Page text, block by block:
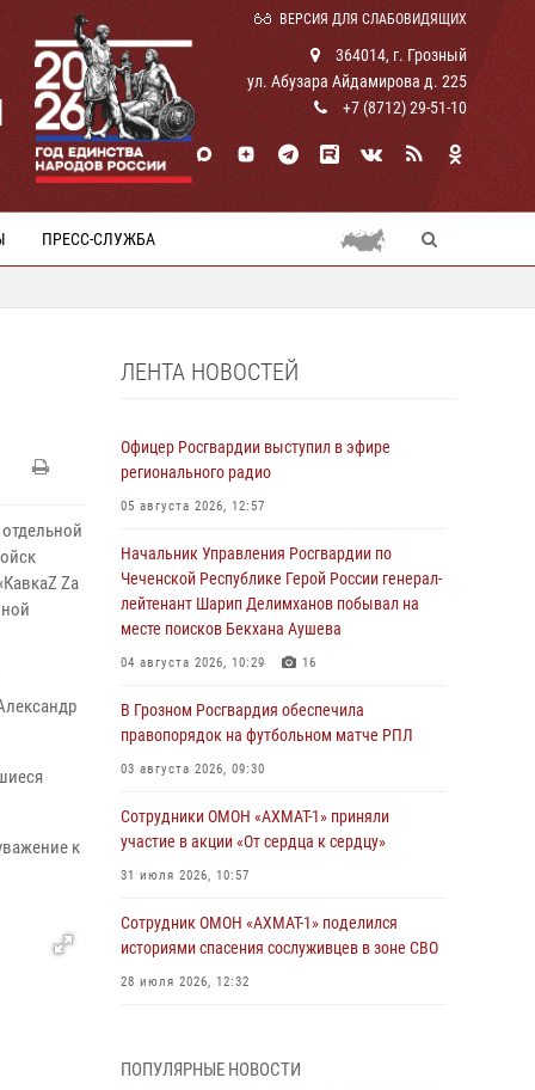
ВЕРСИЯ ДЛЯ СЛАБОВИДЯЩИХ
364014, г. Грозный
ул. Абузара Айдамирова д. 225
+7 (8712) 29-51-10
ПРЕСС-СЛУЖБА
Zа
к
ЛЕНТА НОВОСТЕЙ
Офицер Росгвардии выступил в эфире
регионального радио
05 августа 2026, 12:57
Начальник Управления Росгвардии по
Чеченской Республике Герой России генерал-
лейтенант Шарип Делимханов побывал на
месте поисков Бекхана Аушева
04 августа 2026, 10:29 16
В Грозном Росгвардия обеспечила
правопорядок на футбольном матче РПЛ
03 августа 2026, 09:30
Сотрудники ОМОН «АХМАТ-1» приняли
участие в акции «От сердца к сердцу»
31 июля 2026, 10:57
Сотрудник ОМОН «АХМАТ-1» поделился
историями спасения сослуживцев в зоне СВО
28 июля 2026, 12:32
Чеченскую Республику
ПОПУЛЯРНЫЕ НОВОСТИ